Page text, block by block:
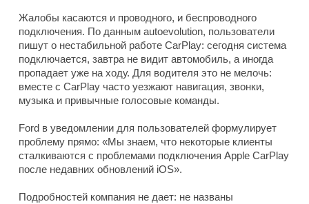
Жалобы касаются и проводного, и беспроводного
подключения. По данным autoevolution, пользователи
пишут о нестабильной работе CarPlay: сегодня система
подключается, завтра не видит автомобиль, а иногда
пропадает уже на ходу. Для водителя это не мелочь:
вместе с CarPlay часто уезжают навигация, звонки,
музыка и привычные голосовые команды.
Ford в уведомлении для пользователей формулирует
проблему прямо: «Мы знаем, что некоторые клиенты
сталкиваются с проблемами подключения Apple CarPlay
после недавних обновлений iOS».
Подробностей компания не дает: не названы